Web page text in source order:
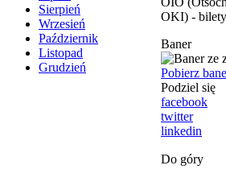
Sierpień
Wrzesień
Październik
Listopad
Grudzień
OKI) - bilety
Baner
Pobierz
Podziel się
facebook
twitter
linkedin
Do góry